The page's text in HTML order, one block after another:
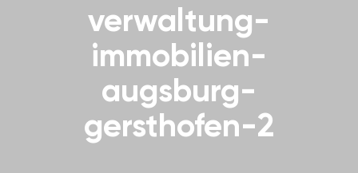
verwaltung-
immobilien-
augsburg-
gersthofen-2